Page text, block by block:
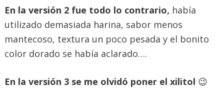
En la versión 2 fue todo lo contrario, había
utilizado demasiada harina, sabor menos
mantecoso, textura un poco pesada y el bonito
color dorado se había aclarado….
En la versión 3 se me olvidó poner el xilitol 😉